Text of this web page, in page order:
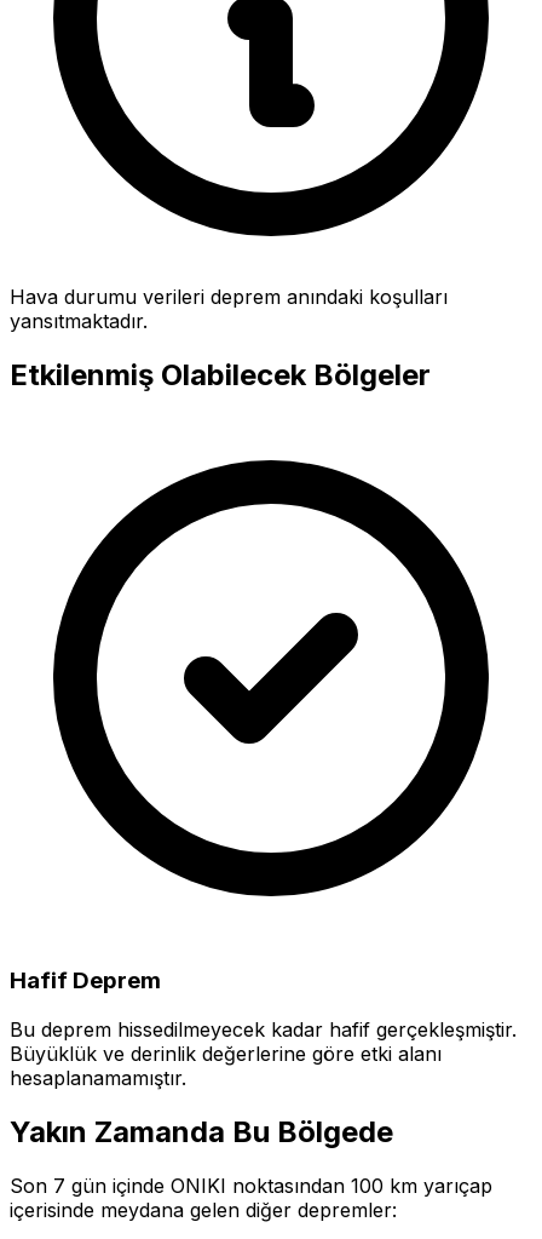
Hava durumu verileri deprem anındaki koşulları
yansıtmaktadır.
Etkilenmiş Olabilecek Bölgeler
Hafif Deprem
Bu deprem hissedilmeyecek kadar hafif gerçekleşmiştir.
Büyüklük ve derinlik değerlerine göre etki alanı
hesaplanamamıştır.
Yakın Zamanda Bu Bölgede
Son 7 gün içinde ONIKI noktasından 100 km yarıçap
içerisinde meydana gelen diğer depremler: